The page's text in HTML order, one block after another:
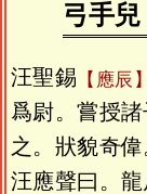
弓手兒
汪聖錫 應辰
爲尉。嘗授
之。狀貌奇
汪應聲曰。